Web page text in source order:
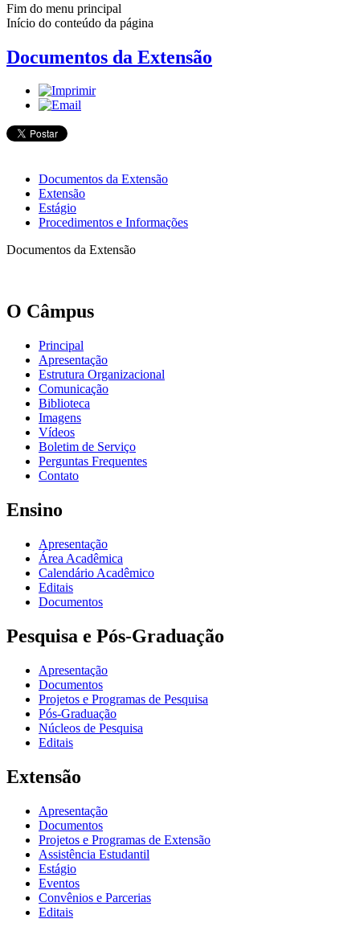
Fim do menu principal
Início do conteúdo da página
Documentos da Extensão
Documentos da Extensão
Extensão
Estágio
Procedimentos e Informações
Documentos da Extensão
O Câmpus
Principal
Apresentação
Estrutura Organizacional
Comunicação
Biblioteca
Imagens
Vídeos
Boletim de Serviço
Perguntas Frequentes
Contato
Ensino
Apresentação
Área Acadêmica
Calendário Acadêmico
Editais
Documentos
Pesquisa e Pós-Graduação
Apresentação
Documentos
Projetos e Programas de Pesquisa
Pós-Graduação
Núcleos de Pesquisa
Editais
Extensão
Apresentação
Documentos
Projetos e Programas de Extensão
Assistência Estudantil
Estágio
Eventos
Convênios e Parcerias
Editais